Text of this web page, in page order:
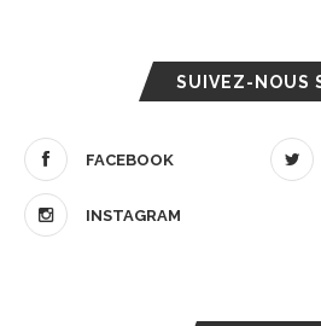
SUIVEZ-NOUS
FACEBOOK
INSTAGRAM